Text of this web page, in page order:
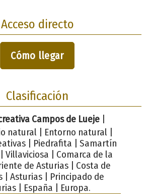
Acceso directo
Cómo llegar
Clasificación
Campos de Lueje|
natural | Entorno natural |
| Piedrafita | Samartín
Villaviciosa | Comarca de la
de Asturias | Costa de
| Asturias | Principado de
| España | Europa.